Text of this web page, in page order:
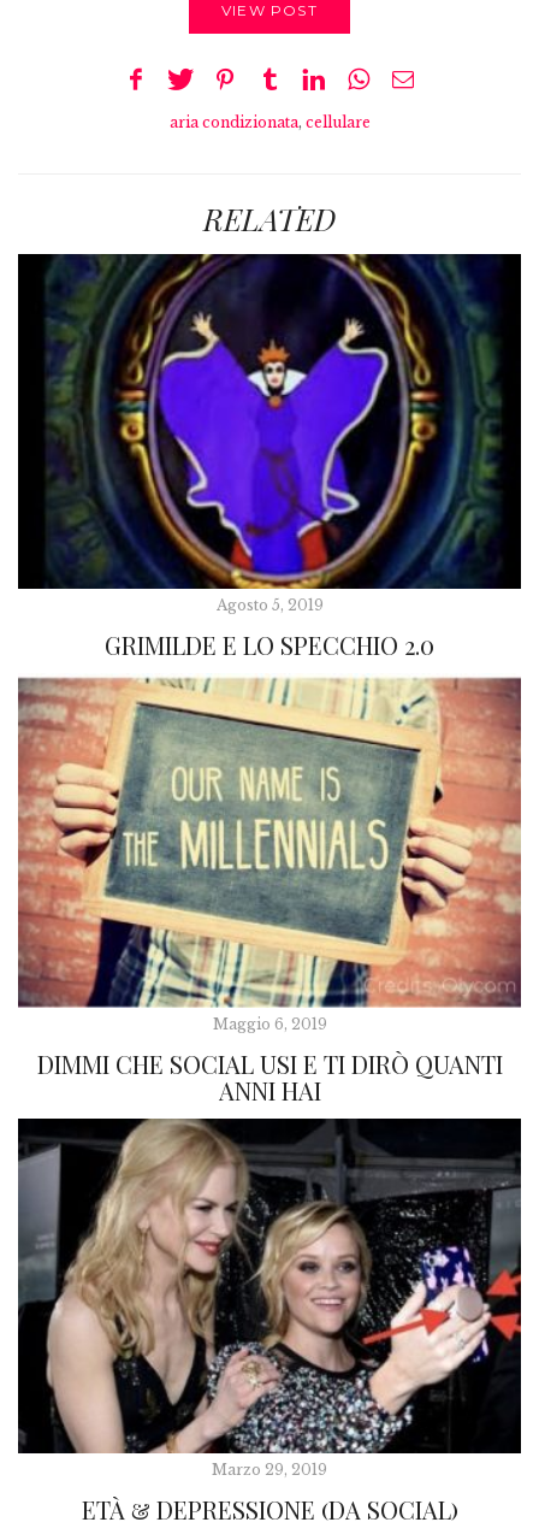
VIEW POST
aria condizionata, cellulare
RELATED
Agosto 5, 2019
GRIMILDE E LO SPECCHIO 2.0
Maggio 6, 2019
DIMMI CHE SOCIAL USI E TI DIRÒ QUANTI
ANNI HAI
Marzo 29, 2019
ETÀ & DEPRESSIONE (DA SOCIAL)